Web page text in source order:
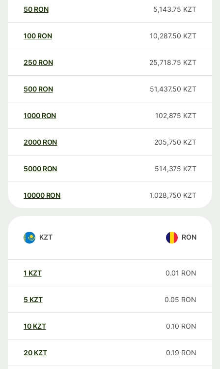
50 RON 5,143.75 KZT
100 RON 10,287.50 KZT
250 RON 25,718.75 KZT
500 RON 51,437.50 KZT
1000 RON 102,875 KZT
2000 RON 205,750 KZT
5000 RON 514,375 KZT
10000 RON 1,028,750 KZT
KZT RON
1 KZT 0.01 RON
5 KZT 0.05 RON
10 KZT 0.10 RON
20 KZT 0.19 RON